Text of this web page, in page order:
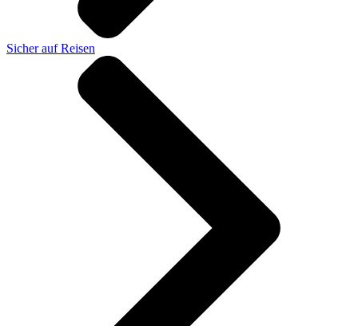
Sicher auf Reisen